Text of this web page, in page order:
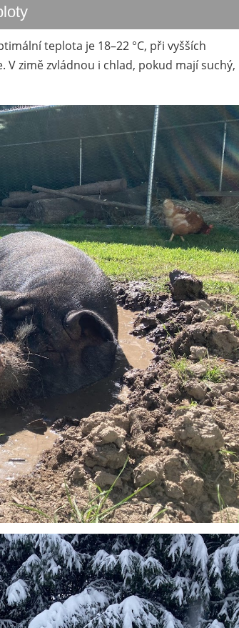
teplota je 18–22 °C, při vyšších
zimě zvládnou i chlad, pokud mají suchý,